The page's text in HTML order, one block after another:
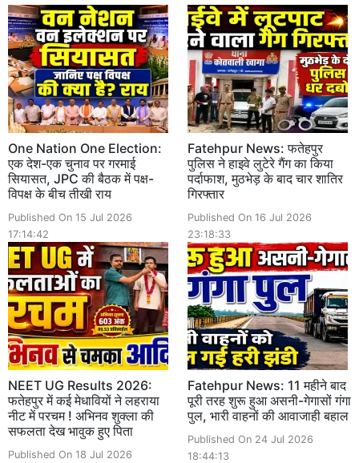
One Nation One Election:
एक देश-एक चुनाव पर गरमाई
सियासत, JPC की बैठक में पक्ष-
विपक्ष के बीच तीखी राय
Published On 15 Jul 2026
17:14:42
Fatehpur News: फतेहपुर
पुलिस ने हाइवे लुटेरे गैंग का किया
पर्दाफाश, मुठभेड़ के बाद चार शातिर
गिरफ्तार
Published On 16 Jul 2026
23:18:33
NEET UG Results 2026:
फतेहपुर में कई मेधावियों ने लहराया
नीट में परचम ! अभिनव शुक्ला की
सफलता देख भावुक हुए पिता
Published On 18 Jul 2026
Fatehpur News: 11 महीने बाद
पूरी तरह शुरू हुआ असनी-गेगासों गंगा
पुल, भारी वाहनों की आवाजाही बहाल
Published On 24 Jul 2026
18:44:13